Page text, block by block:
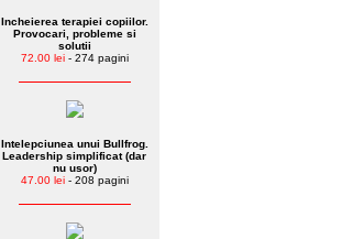
Incheierea terapiei copiilor.
Provocari, probleme si
solutii
72.00 lei- 274 pagini
Intelepciunea unui Bullfrog.
Leadership simplificat (dar
nu usor)
47.00 lei- 208 pagini